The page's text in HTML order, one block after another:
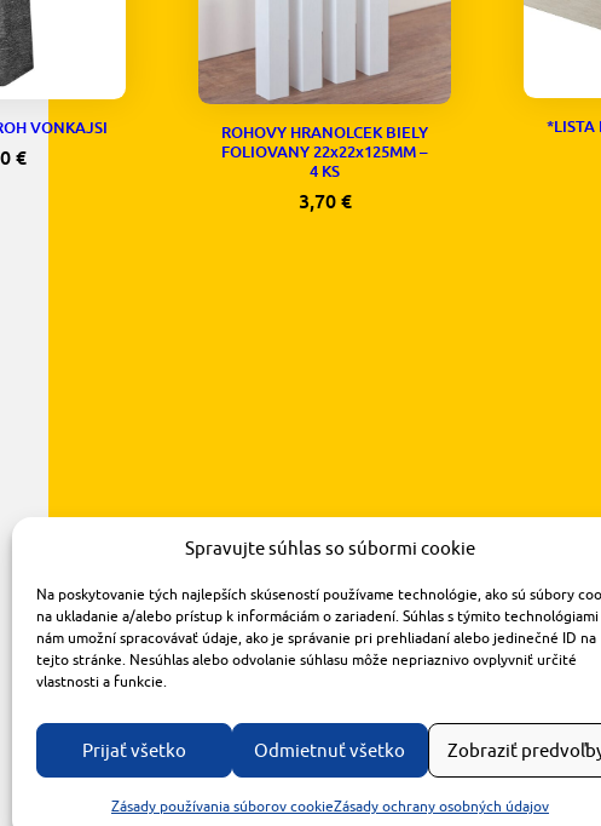
Spravujte súhlas so súbormi cookie
Na poskytovanie tých najlepších skúseností používame technológie, ako sú súbory
na ukladanie a/alebo prístup k informáciám o zariadení. Súhlas s týmito technológiami
nám umožní spracovávať údaje, ako je správanie pri prehliadaní alebo jedinečné ID na
tejto stránke. Nesúhlas alebo odvolanie súhlasu môže nepriaznivo ovplyvniť určité
vlastnosti a funkcie.
Prijať všetko Odmietnuť všetko Zobraziť
Zásady používania súborov cookieZásady ochrany osobných údajov
VONKAJSI
€
ROHOVY HRANOLCEK BIELY
FOLIOVANY 22x22x125MM –
4 KS
3,70 €
*LISTA